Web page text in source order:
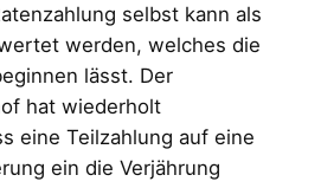
selbst kann als
werden, welches die
lässt. Der
hat wiederholt
eine Teilzahlung auf eine
ein die Verjährung